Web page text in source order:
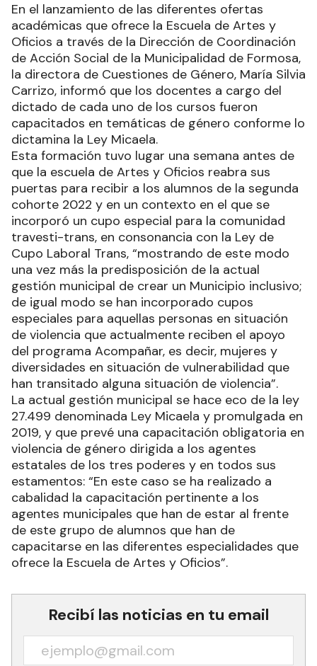
En el lanzamiento de las diferentes ofertas
académicas que ofrece la Escuela de Artes y
Oficios a través de la Dirección de Coordinación
de Acción Social de la Municipalidad de Formosa,
la directora de Cuestiones de Género, María Silvia
Carrizo, informó que los docentes a cargo del
dictado de cada uno de los cursos fueron
capacitados en temáticas de género conforme lo
dictamina la Ley Micaela.
Esta formación tuvo lugar una semana antes de
que la escuela de Artes y Oficios reabra sus
puertas para recibir a los alumnos de la segunda
cohorte 2022 y en un contexto en el que se
incorporó un cupo especial para la comunidad
travesti-trans, en consonancia con la Ley de
Cupo Laboral Trans, “mostrando de este modo
una vez más la predisposición de la actual
gestión municipal de crear un Municipio inclusivo;
de igual modo se han incorporado cupos
especiales para aquellas personas en situación
de violencia que actualmente reciben el apoyo
del programa Acompañar, es decir, mujeres y
diversidades en situación de vulnerabilidad que
han transitado alguna situación de violencia”.
La actual gestión municipal se hace eco de la ley
27.499 denominada Ley Micaela y promulgada en
2019, y que prevé una capacitación obligatoria en
violencia de género dirigida a los agentes
estatales de los tres poderes y en todos sus
estamentos: “En este caso se ha realizado a
cabalidad la capacitación pertinente a los
agentes municipales que han de estar al frente
de este grupo de alumnos que han de
capacitarse en las diferentes especialidades que
ofrece la Escuela de Artes y Oficios”.
Recibí las noticias en tu email